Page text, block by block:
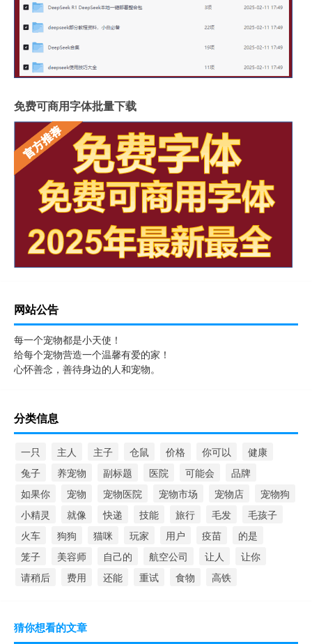
免费可商用字体批量下载
网站公告
每一个宠物都是小天使！
给每个宠物营造一个温馨有爱的家！
心怀善念，善待身边的人和宠物。
分类信息
一只 主人 主子 仓鼠 价格 你可以
健康
兔子
养宠物 副标题 医院 可能会
品牌
如果你
宠物 宠物医院 宠物市场 宠物店
宠物狗
小精灵
就像 快递 技能 旅行 毛发
毛孩子
火车
狗狗 猫咪 玩家 用户 疫苗
的是
笼子
美容师 自己的 航空公司 让人
让你
请稍后
费用 还能 重试 食物 高铁
猜你想看的文章